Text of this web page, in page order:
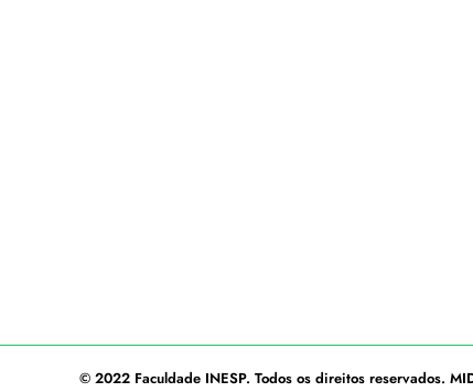
© 2022 Faculdade INESP. Todos os direitos reservados.